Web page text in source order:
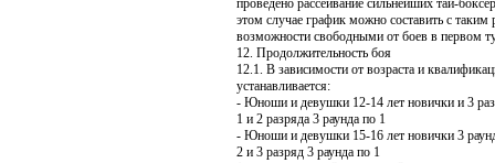
проведено рассеивание сильнейших тай-
этом случае график можно составить с
возможности свободными от боев в первом
12. Продолжительность боя
12.1. В зависимости от возраста и
устанавливается:
- Юноши и девушки 12-14 лет новички и 3
1 и 2 разряда 3 раунда по 1
- Юноши и девушки 15-16 лет новички 3
2 и 3 разряд 3 раунда по 1